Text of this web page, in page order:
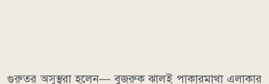
গুরুতর অসুস্থরা হলেন— বুজরুক ঝালই পাকারমাথা এলাকার